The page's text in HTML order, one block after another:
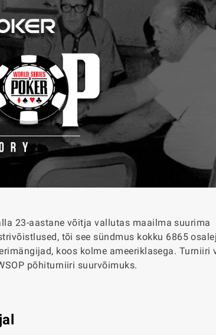
23-aastane võitja vallutas maailma suurima
tõi see sündmus kokku 6865
koos kolme ameeriklasega. Turniiri
põhiturniiri suurvõimuks.